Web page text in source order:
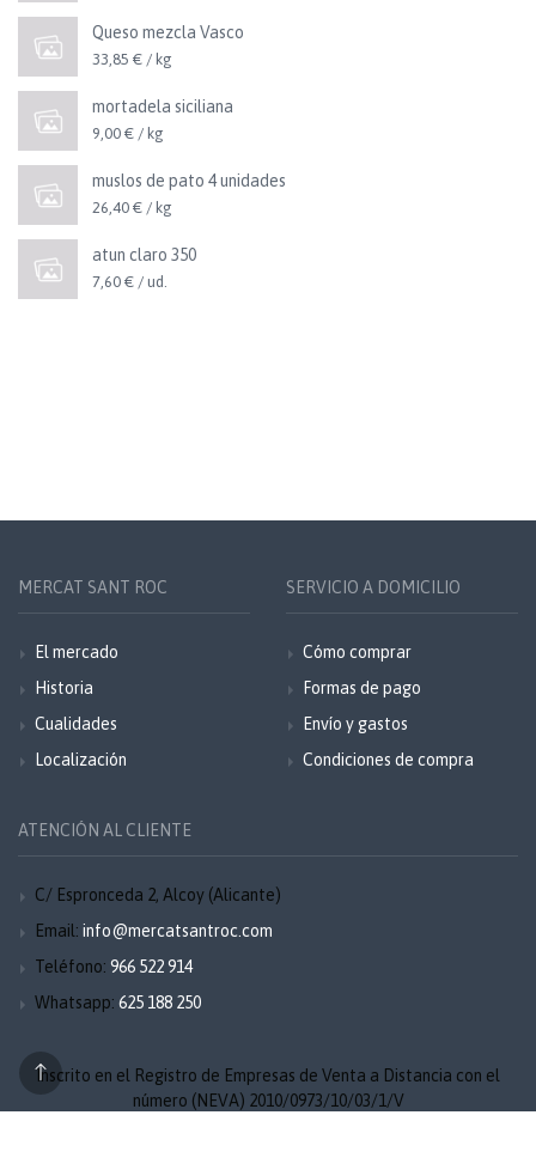
Queso mezcla Vasco
33,85 € / kg
mortadela siciliana
9,00 € / kg
muslos de pato 4 unidades
26,40 € / kg
atun claro 350
7,60 € / ud.
MERCAT SANT ROC
El mercado
Historia
Cualidades
Localización
SERVICIO A DOMICILIO
Cómo comprar
Formas de pago
Envío y gastos
Condiciones de compra
ATENCIÓN AL CLIENTE
C/ Espronceda 2, Alcoy (Alicante)
Email: info@mercatsantroc.com
Teléfono: 966 522 914
Whatsapp: 625 188 250
Inscrito en el Registro de Empresas de Venta a Distancia con el
número (NEVA) 2010/0973/10/03/1/V